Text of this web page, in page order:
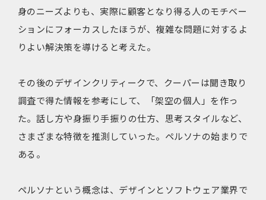
身のニーズよりも、実際に顧客となり得る人のモチベー
ションにフォーカスしたほうが、複雑な問題に対するよ
りよい解決策を導けると考えた。
その後のデザインクリティークで、クーパーは聞き取り
調査で得た情報を参考にして、「架空の個人」を作っ
た。話し方や身振り手振りの仕方、思考スタイルなど、
さまざまな特徴を推測していった。ペルソナの始まりで
ある。
ペルソナという概念は、デザインとソフトウェア業界で